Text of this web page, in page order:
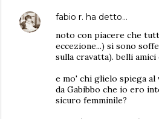
fabio r. ha detto…
noto con piacere che
eccezione...) si sono
sulla cravatta). belli amici
e mo' chi glielo spiega
da Gabibbo che io ero
sicuro femminile?